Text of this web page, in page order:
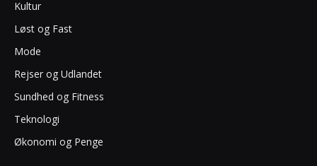
Kultur
Løst og Fast
Mode
Rejser og Udlandet
Sundhed og Fitness
Teknologi
Økonomi og Penge